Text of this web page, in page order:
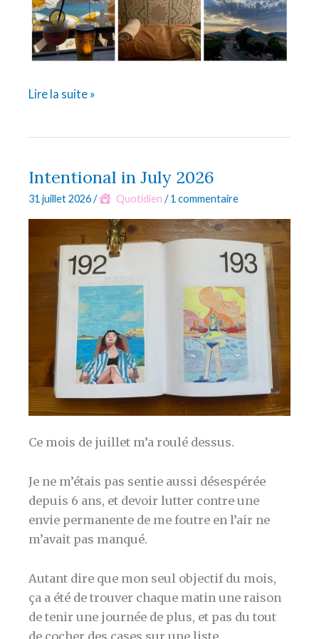
Juillet
Lire la suite »
Intentional in July 2026
31 juillet 2026/ Quotidien /1 commentaire
Ce mois de juillet m’a roulé dessus.
Je ne m’étais pas sentie aussi désespérée
depuis 6 ans, et devoir lutter contre une
envie permanente de me foutre en l’air ne
m’avait pas manqué.
Autant dire que mon seul objectif du mois,
ça a été de trouver chaque matin une raison
de tenir une journée de plus, et pas du tout
de cocher des cases sur une liste.